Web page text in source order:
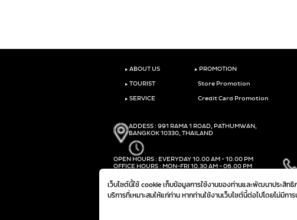
เว็บไซต์นี้ใช้ cookie เก็บข้อมูลการใช้งานของท่านและพัฒนาประสิ
บริการที่เหมาะสมให้แก่ท่าน หากท่านใช้งานเว็บไซต์นี้ต่อไปโดยไม่มีก
‣ ABOUT US
‣ TOURIST
‣ SERVICE
‣ PROMOTION
Store Promotion
Credit Card Promotion
ADDESS : 991 RAMA 1 ROAD, PATHUMWAN,
BANGKOK 10330, THAILAND
OPEN HOURS : EVERYDAY 10.00 AM - 10.00 PM
OFFICE HOURS : MON-FRI 10.30 AM - 06.00 PM
FAX :(+66)2-690-1000